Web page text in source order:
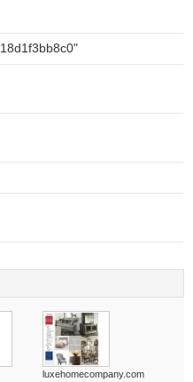
luxehomecompany.com